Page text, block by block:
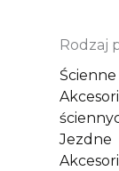
Rodzaj
Ścienne
Jezdne